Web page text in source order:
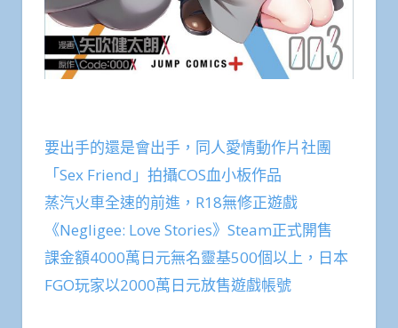
要出手的還是會出手，同人愛情動作片社團
「Sex Friend」拍攝COS血小板作品
蒸汽火車全速的前進，R18無修正遊戲
《Negligee: Love Stories》Steam正式開售
課金額4000萬日元無名靈基500個以上，日本
FGO玩家以2000萬日元放售遊戲帳號